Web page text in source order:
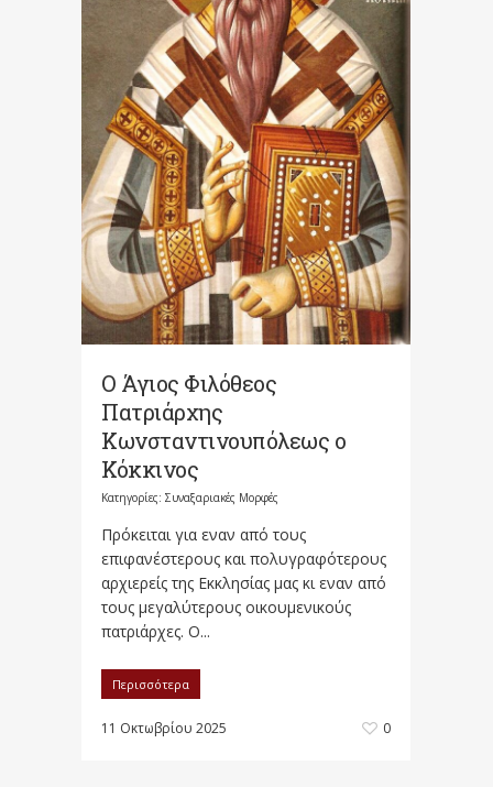
Ο Άγιος Φιλόθεος
Πατριάρχης
Κωνσταντινουπόλεως ο
Κόκκινος
Κατηγορίες: Συναξαριακές Μορφές
Πρόκειται για εναν από τους
επιφανέστερους και πολυγραφότερους
αρχιερείς της Εκκλησίας μας κι εναν από
τους μεγαλύτερους οικουμενικούς
πατριάρχες. Ο...
Περισσότερα
11 Οκτωβρίου 2025 0